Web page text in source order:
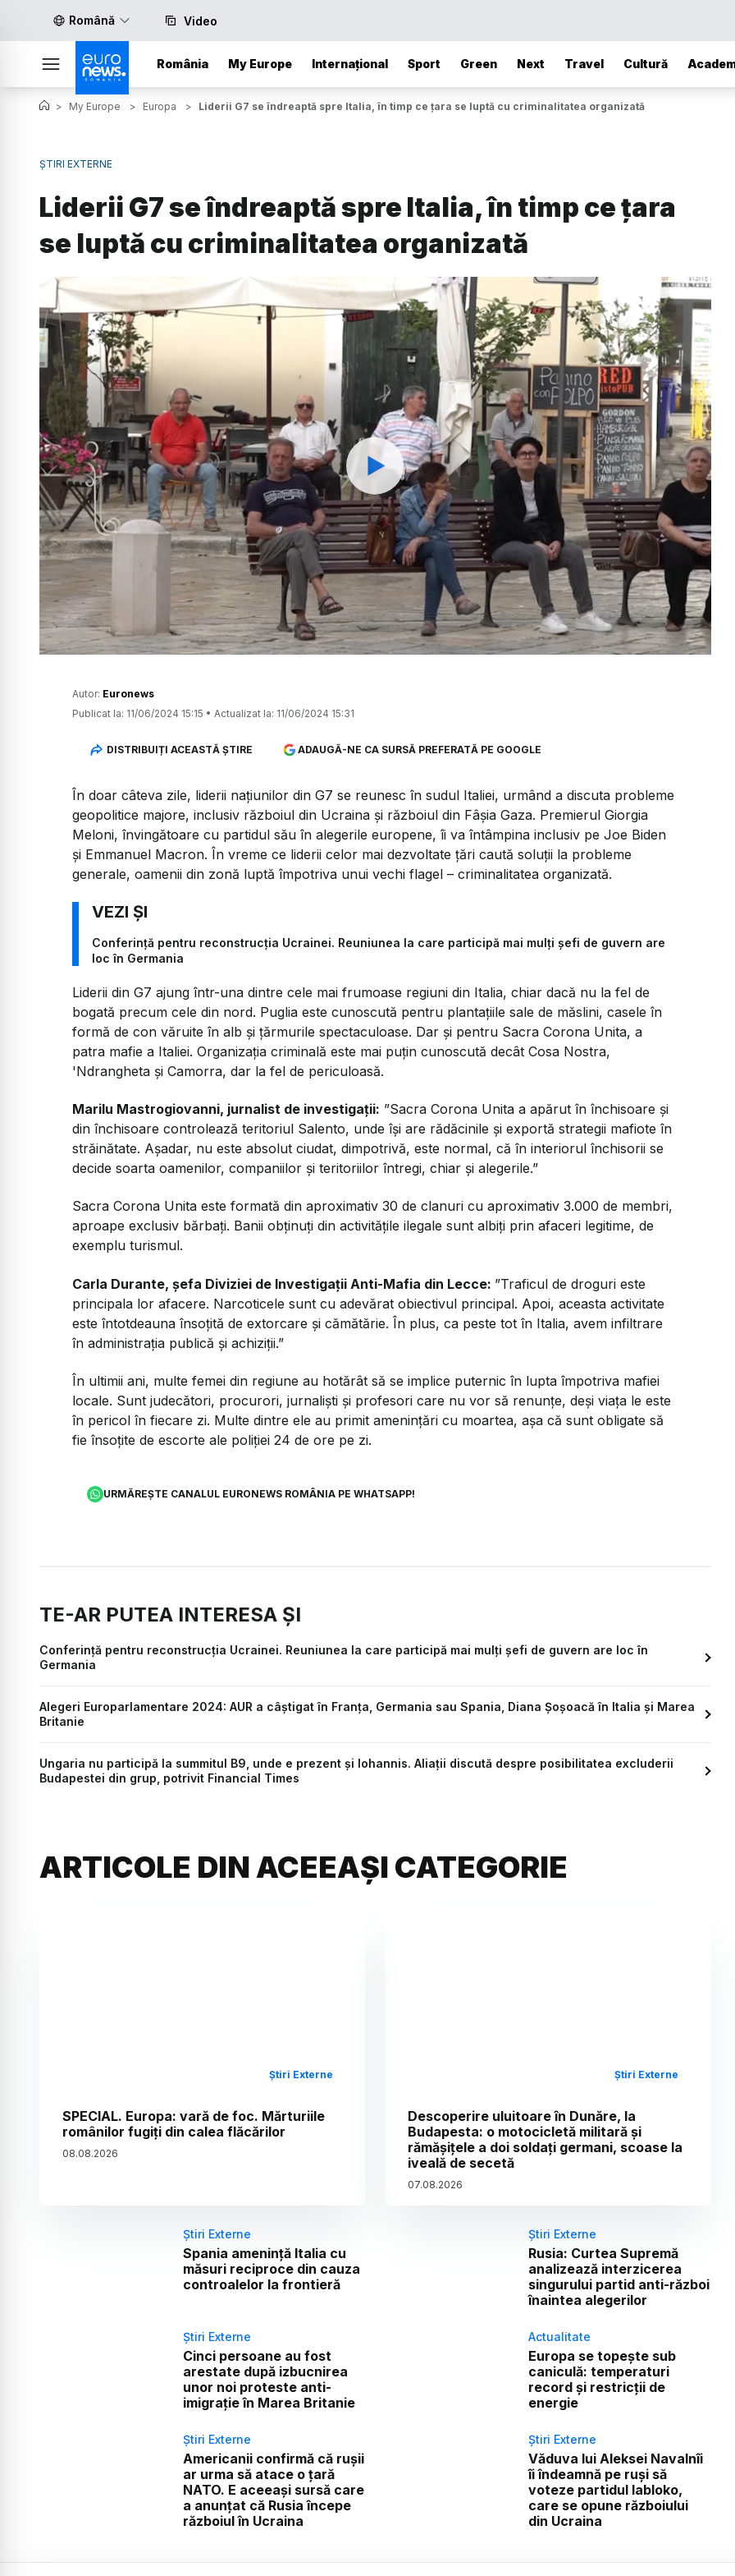
Română Video
România My Europe Internațional Sport Green Next Travel Cultură
> My Europe > Europa > Liderii G7 se îndreaptă spre Italia, în timp ce țara se luptă cu criminalitatea organizată
ȘTIRI EXTERNE
Liderii G7 se îndreaptă spre Italia, în timp ce țara
se luptă cu criminalitatea organizată
Watch
Autor: Euronews
Publicat la: 11/06/2024 15:15 • Actualizat la: 11/06/2024 15:31
DISTRIBUIȚI ACEASTĂ ȘTIRE ADAUGĂ-NE CA SURSĂ PREFERATĂ PE GOOGLE
În doar câteva zile, liderii națiunilor din G7 se reunesc în sudul Italiei, urmând a discuta probleme
geopolitice majore, inclusiv războiul din Ucraina și războiul din Fâșia Gaza. Premierul Giorgia
Meloni, învingătoare cu partidul său în alegerile europene, îi va întâmpina inclusiv pe Joe Biden
și Emmanuel Macron. În vreme ce liderii celor mai dezvoltate țări caută soluții la probleme
generale, oamenii din zonă luptă împotriva unui vechi flagel – criminalitatea organizată.
Conferință pentru reconstrucția Ucrainei. Reuniunea la care participă mai mulți șefi de guvern are
loc în Germania
Liderii din G7 ajung într-una dintre cele mai frumoase regiuni din Italia, chiar dacă nu la fel de
bogată precum cele din nord. Puglia este cunoscută pentru plantațiile sale de măslini, casele în
formă de con văruite în alb și țărmurile spectaculoase. Dar și pentru Sacra Corona Unita, a
patra mafie a Italiei. Organizația criminală este mai puțin cunoscută decât Cosa Nostra,
'Ndrangheta și Camorra, dar la fel de periculoasă.
Marilu Mastrogiovanni, jurnalist de investigații: ”Sacra Corona Unita a apărut în închisoare și
din închisoare controlează teritoriul Salento, unde își are rădăcinile și exportă strategii mafiote în
străinătate. Așadar, nu este absolut ciudat, dimpotrivă, este normal, că în interiorul închisorii se
decide soarta oamenilor, companiilor și teritoriilor întregi, chiar și alegerile.”
Sacra Corona Unita este formată din aproximativ 30 de clanuri cu aproximativ 3.000 de membri,
aproape exclusiv bărbați. Banii obținuți din activitățile ilegale sunt albiți prin afaceri legitime, de
exemplu turismul.
Carla Durante, șefa Diviziei de Investigații Anti-Mafia din Lecce: ”Traficul de droguri este
principala lor afacere. Narcoticele sunt cu adevărat obiectivul principal. Apoi, aceasta activitate
este întotdeauna însoțită de extorcare și cămătărie. În plus, ca peste tot în Italia, avem infiltrare
în administrația publică și achiziții.”
În ultimii ani, multe femei din regiune au hotărât să se implice puternic în lupta împotriva mafiei
locale. Sunt judecători, procurori, jurnaliști și profesori care nu vor să renunțe, deși viața le este
în pericol în fiecare zi. Multe dintre ele au primit amenințări cu moartea, așa că sunt obligate să
fie însoțite de escorte ale poliției 24 de ore pe zi.
URMĂREȘTE CANALUL EURONEWS ROMÂNIA PE WHATSAPP!
TE-AR PUTEA INTERESA ȘI
Conferință pentru reconstrucția Ucrainei. Reuniunea la care participă mai mulți șefi de guvern are loc în
Germania
Alegeri Europarlamentare 2024: AUR a câștigat în Franța, Germania sau Spania, Diana Șoșoacă în Italia și Marea
Britanie
Ungaria nu participă la summitul B9, unde e prezent și Iohannis. Aliații discută despre posibilitatea excluderii
Budapestei din grup, potrivit Financial Times
ARTICOLE DIN ACEEAȘI CATEGORIE
Știri Externe
SPECIAL. Europa: vară de foc. Mărturiile
românilor fugiți din calea flăcărilor
08.08.2026
Știri Externe
Descoperire uluitoare în Dunăre, la
Budapesta: o motocicletă militară și
rămășițele a doi soldați germani, scoase la
iveală de secetă
07.08.2026
Știri Externe
Spania amenință Italia cu
măsuri reciproce din cauza
controalelor la frontieră
Știri Externe
Rusia: Curtea Supremă
analizează interzicerea
singurului partid anti-război
înaintea alegerilor
Știri Externe
Cinci persoane au fost
arestate după izbucnirea
unor noi proteste anti-
imigrație în Marea Britanie
Actualitate
Europa se topește sub
caniculă: temperaturi
record și restricții de
energie
Știri Externe
Americanii confirmă că rușii
ar urma să atace o țară
NATO. E aceeași sursă care
a anunțat că Rusia începe
războiul în Ucraina
Știri Externe
Văduva lui Aleksei Navalnîi
îi îndeamnă pe ruși să
voteze partidul Iabloko,
care se opune războiului
din Ucraina